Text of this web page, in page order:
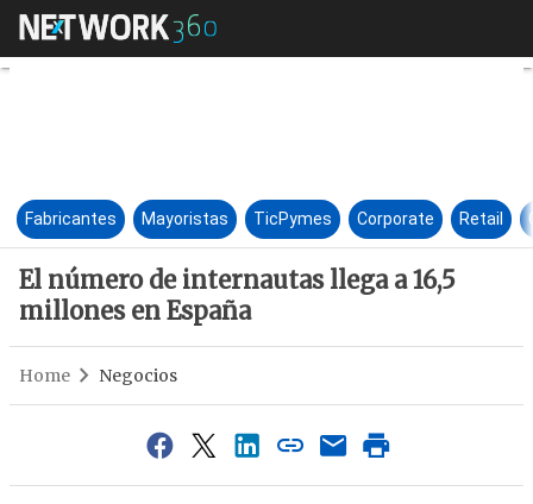
El número de internautas
Fabricantes Mayoristas TicPymes Corporate Retail
El número de internautas llega a 16,5
millones en España
Home Negocios